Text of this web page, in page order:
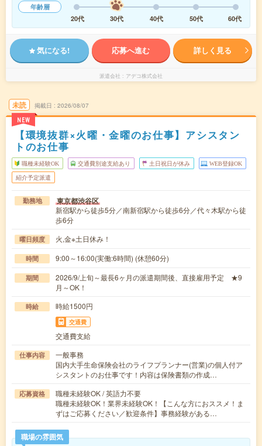
年齢層
20代
30代 40代 50代 60代
気になる! 応募へ進む 詳しく見る
派遣会社 アデコ株式会社
未読
NEW
掲載日 2026/08/07
【環境抜群×火曜・金曜のお仕事】アシスタン
トのお仕事
職種未経験OK 交通費別途支給あり 土日祝日が休み WEB登録OK
紹介予定派遣
勤務地 東京都渋谷区
新宿駅から徒歩5分／南新宿駅から徒歩6分／代々木駅から徒
歩6分
曜日頻度 火,金※土日休み！
時間 9:00～16:00(実働:6時間) (休憩60分)
期間
2026/9/上旬～最長6ヶ月の派遣期間後、直接雇用予定 ★9
月～OK！
時給 時給1500円
交通費
交通費支給
仕事内容
一般事務
国内大手生命保険会社のライフプランナー(営業)の個人付ア
シスタントのお仕事です！内容は保険書類の作成…
応募資格
職種未経験OK / 英語力不要
職種未経験OK！業界未経験OK！【こんな方におススメ！ま
ずはご応募ください／歓迎条件】事務経験がある…
職場の雰囲気